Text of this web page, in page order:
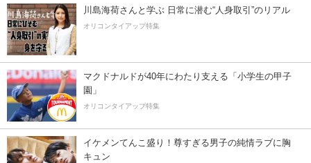
川島海荷さんと学ぶ 日常に潜む“人身取引”のリアル
オリコンタイアップ特集
マクドナルドが40年にわたり支える「小学生の甲子
園」
オリコンタイアップ特集
イケメンてんこ盛り！尊すぎる男子の純情ラブに胸
キュン